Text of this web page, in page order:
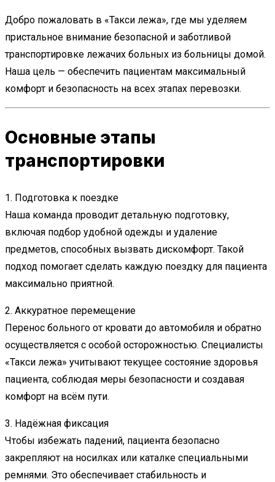
Добро пожаловать в «Такси лежа», где мы уделяем
пристальное внимание безопасной и заботливой
транспортировке лежачих больных из больницы домой.
Наша цель — обеспечить пациентам максимальный
комфорт и безопасность на всех этапах перевозки.
Основные этапы
транспортировки
1. Подготовка к поездке
Наша команда проводит детальную подготовку,
включая подбор удобной одежды и удаление
предметов, способных вызвать дискомфорт. Такой
подход помогает сделать каждую поездку для пациента
максимально приятной.
2. Аккуратное перемещение
Перенос больного от кровати до автомобиля и обратно
осуществляется с особой осторожностью. Специалисты
«Такси лежа» учитывают текущее состояние здоровья
пациента, соблюдая меры безопасности и создавая
комфорт на всём пути.
3. Надёжная фиксация
Чтобы избежать падений, пациента безопасно
закрепляют на носилках или каталке специальными
ремнями. Это обеспечивает стабильность и